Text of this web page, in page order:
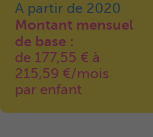
A partir de 2020
Montant mensuel
de base :
de 177,55 € à
215,59 €/mois
par enfant